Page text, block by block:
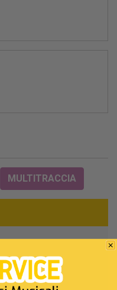
MULTITRACCIA
-Modà